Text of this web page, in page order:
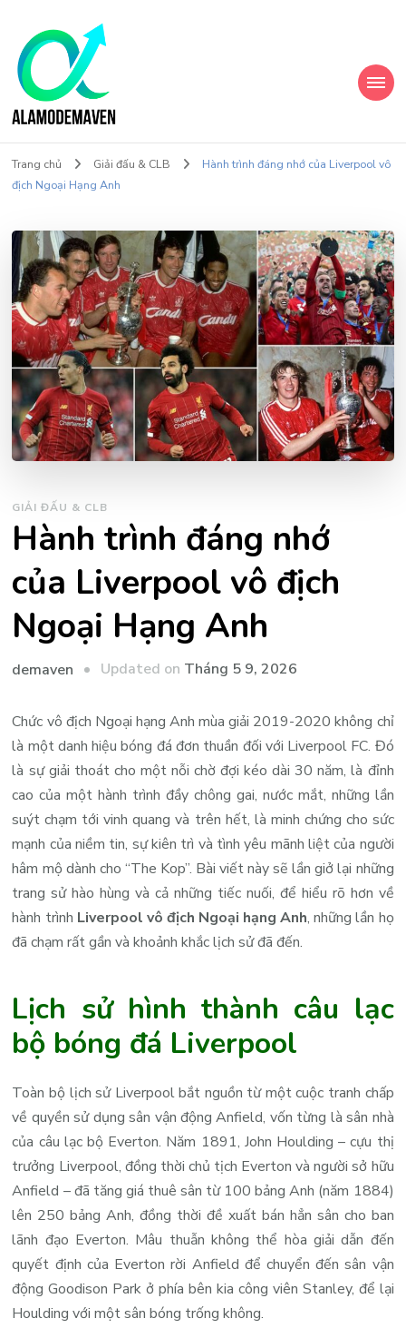
My Blog
Trang chủ Giải đấu & CLB
Hành trình đáng nhớ của Liverpool vô
địch Ngoại Hạng Anh
GIẢI ĐẤU & CLB
Hành trình đáng nhớ
của Liverpool vô địch
Ngoại Hạng Anh
demaven Updated on Tháng 5 9, 2026
Chức vô địch Ngoại hạng Anh mùa giải 2019-2020 không chỉ
là một danh hiệu bóng đá đơn thuần đối với Liverpool FC. Đó
là sự giải thoát cho một nỗi chờ đợi kéo dài 30 năm, là đỉnh
cao của một hành trình đầy chông gai, nước mắt, những lần
suýt chạm tới vinh quang và trên hết, là minh chứng cho sức
mạnh của niềm tin, sự kiên trì và tình yêu mãnh liệt của người
hâm mộ dành cho “The Kop”. Bài viết này sẽ lần giở lại những
trang sử hào hùng và cả những tiếc nuối, để hiểu rõ hơn về
hành trình Liverpool vô địch Ngoại hạng Anh, những lần họ
đã chạm rất gần và khoảnh khắc lịch sử đã đến.
Lịch sử hình thành câu lạc
bộ bóng đá Liverpool
Toàn bộ lịch sử Liverpool bắt nguồn từ một cuộc tranh chấp
về quyền sử dụng sân vận động Anfield, vốn từng là sân nhà
của câu lạc bộ Everton. Năm 1891, John Houlding – cựu thị
trưởng Liverpool, đồng thời chủ tịch Everton và người sở hữu
Anfield – đã tăng giá thuê sân từ 100 bảng Anh (năm 1884)
lên 250 bảng Anh, đồng thời đề xuất bán hẳn sân cho ban
lãnh đạo Everton. Mâu thuẫn không thể hòa giải dẫn đến
quyết định của Everton rời Anfield để chuyển đến sân vận
động Goodison Park ở phía bên kia công viên Stanley, để lại
Houlding với một sân bóng trống không.